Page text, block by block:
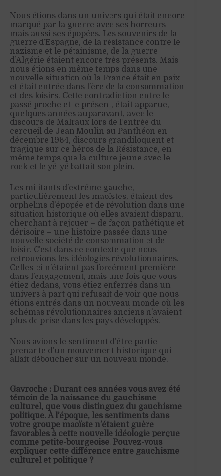
Nous étions dans un univers qui était encore
marqué par la guerre avec ses horreurs
mais aussi ses épopées. Les souvenirs de la
guerre d’Espagne, de la résistance contre le
nazisme et le pétainisme, de la guerre
d’Algérie étaient encore très présents. Mais
nous étions en même temps dans une
nouvelle situation où la France était en paix
et était entrée dans l’ère de la consommation
et des loisirs. Cette contradiction entre le
passé proche et le présent, était apparue,
quelques années auparavant, avec le
discours de Malraux lors de l’entrée du
cercueil de Jean Moulin au Panthéon en
décembre 1964, discours grandiloquent et
tragique sur ce héros de la Résistance, en
même temps que la culture jeune avec le
rock et le yé-yé battait son plein.
Les militants d’extrême gauche,
particulièrement les maoïstes, étaient des
orphelins d’épopée et de révolution dans une
situation historique où elles avaient disparu,
cherchant à rejouer – de façon pathétique et
dérisoire – une histoire passée dans une
nouvelle société de consommation et de
loisir. C’est dans ce contexte que nous
retrouvions les idéologies révolutionnaires.
Celles-ci n’étaient pas forcément première
dans l’engagement, mais une fois que vous
étiez dedans, vous étiez enferrés dans un
univers à part qui refusait de voir que nous
étions entrés dans un nouveau monde où les
schémas révolutionnaires anciens n’avaient
plus de prise dans les pays développés.
Nous avions le sentiment d’être partie
prenante d’un mouvement historique qui
allait déboucher sur un nouveau monde.
Gavroche : Durant ces années vous avez été
témoin de la naissance du gauchisme
culturel, que vous distinguez du gauchisme
politique. À l’époque, les sentiments dans
votre groupe maoïste n’étaient guère
favorables à cette nouvelle idéologie perçue
comme petite-bourgeoise. Pouvez-vous
expliquer cette différence entre gauchisme
culturel et politique ?